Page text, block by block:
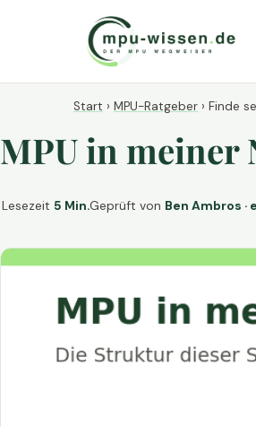
Start › MPU-Ratgeber › Finde
MPU in meiner
Lesezeit 5 Min.Geprüft von Ben Ambros ·